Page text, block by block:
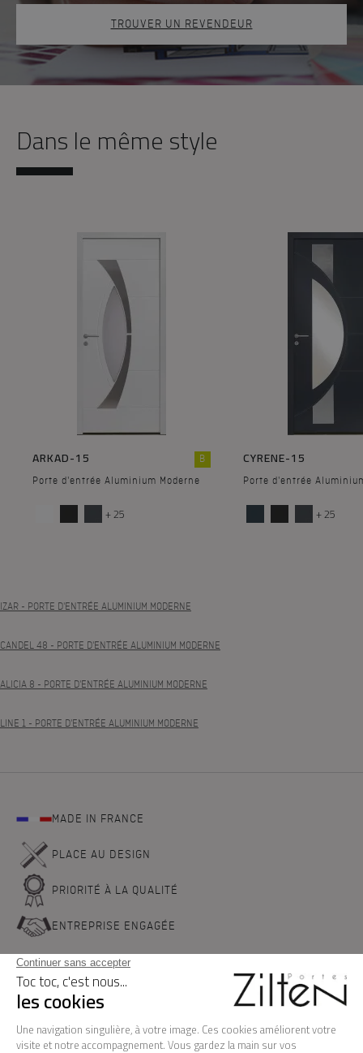
TROUVER UN REVENDEUR
Dans le même style
ARKAD-15
Porte d'entrée Aluminium Moderne
B
+ 25
CYRENE-15
Porte d'entrée
+ 25
IZAR - PORTE D'ENTRÉE ALUMINIUM MODERNE
CANDEL 48 - PORTE D'ENTRÉE ALUMINIUM MODERNE
ALICIA 8 - PORTE D'ENTRÉE ALUMINIUM MODERNE
LINE 1 - PORTE D'ENTRÉE ALUMINIUM MODERNE
MADE IN FRANCE
PLACE AU DESIGN
PRIORITÉ À LA QUALITÉ
ENTREPRISE ENGAGÉE
NOS PORTES D'ENTREE
LA MARQUE